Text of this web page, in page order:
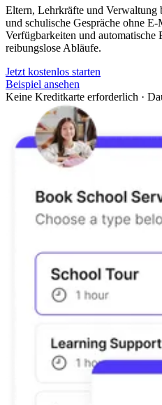
Eltern, Lehrkräfte und Verwaltung
und schulische Gespräche ohne
Verfügbarkeiten und automatische
reibungslose Abläufe.
Jetzt kostenlos starten
Beispiel ansehen
Keine Kreditkarte erforderlich ·